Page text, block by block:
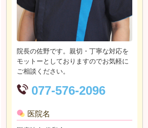
院長の佐野です。親切・丁寧な対応を
モットーとしておりますのでお気軽に
ご相談ください。
077-576-2096
医院名